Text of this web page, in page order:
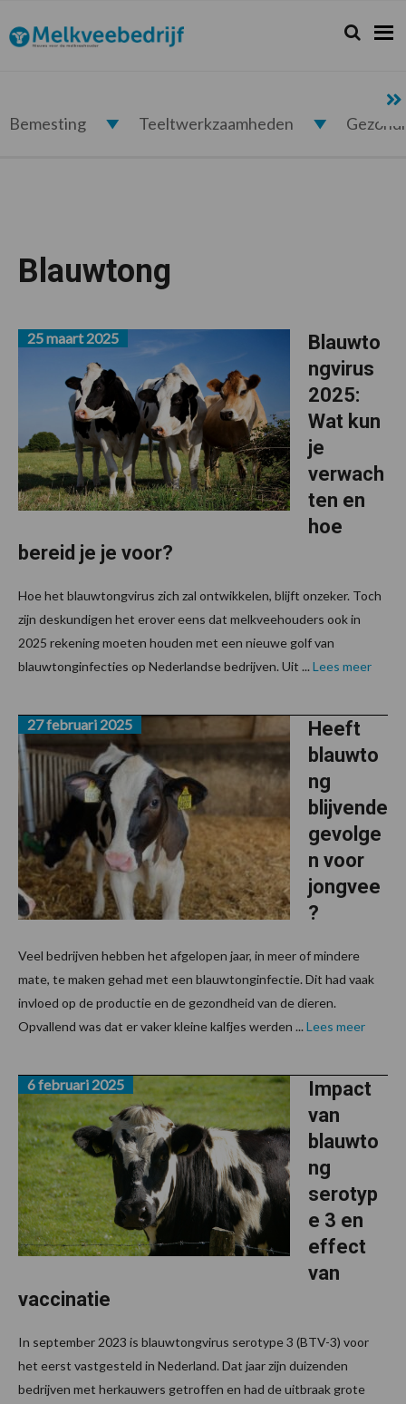
de
hoofdnavigatie
de
hoofd
de
voettekst
Melkveebedrijf.nl Zoeken...
Zoek
Bemesting Teeltwerkzaamheden
Blauwtong
Blauwto
ngvirus
2025:
Wat kun
je
verwach
ten en
hoe
bereid je je voor?
25 maart 2025
Hoe het blauwtongvirus zich zal ontwikkelen, blijft onzeker. Toch
zijn deskundigen het erover eens dat melkveehouders ook in
2025 rekening moeten houden met een nieuwe golf van
blauwtonginfecties op Nederlandse bedrijven. Uit ... Lees meer
Heeft
blauwto
ng
blijvende
gevolge
n voor
jongvee
?
27 februari 2025
Veel bedrijven hebben het afgelopen jaar, in meer of mindere
mate, te maken gehad met een blauwtonginfectie. Dit had vaak
invloed op de productie en de gezondheid van de dieren.
Opvallend was dat er vaker kleine kalfjes werden ... Lees meer
Impact
van
blauwto
ng
serotyp
e 3 en
effect
van
vaccinatie
6 februari 2025
In september 2023 is blauwtongvirus serotype 3 (BTV-3) voor
het eerst vastgesteld in Nederland. Dat jaar zijn duizenden
bedrijven met herkauwers getroffen en had de uitbraak grote